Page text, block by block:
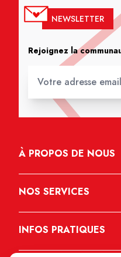
NEWSLETTER
Rejoignez la
À PROPOS DE NOUS
NOS SERVICES
INFOS PRATIQUES